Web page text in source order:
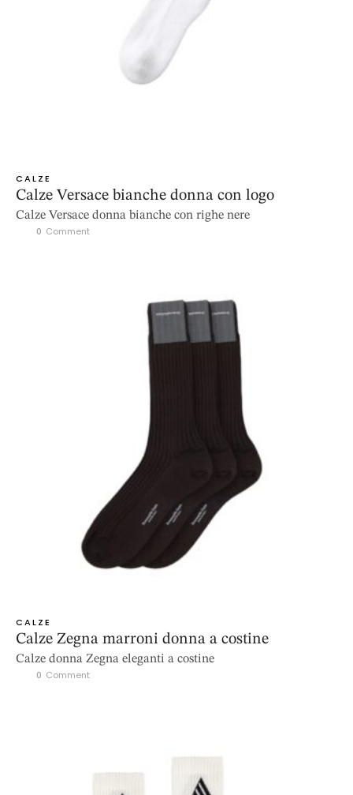
CALZE
Calze Versace bianche donna con logo
Calze Versace donna bianche con righe nere
0 Comment
CALZE
Calze Zegna marroni donna a costine
Calze donna Zegna eleganti a costine
0 Comment